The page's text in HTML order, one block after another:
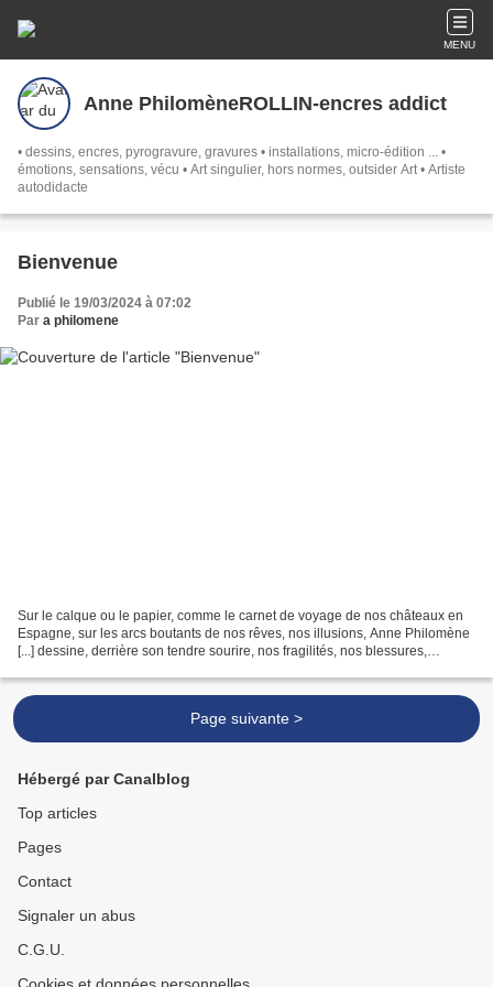
MENU
Anne PhilomèneROLLIN-encres addict
• dessins, encres, pyrogravure, gravures • installations, micro-édition ... •
émotions, sensations, vécu • Art singulier, hors normes, outsider Art • Artiste
autodidacte
Bienvenue
Publié le 19/03/2024 à 07:02
Par a philomene
Sur le calque ou le papier, comme le carnet de voyage de nos châteaux en
Espagne, sur les arcs boutants de nos rêves, nos illusions, Anne Philomène
[...] dessine, derrière son tendre sourire, nos fragilités, nos blessures,
Page suivante >
Hébergé par Canalblog
Top articles
Pages
Contact
Signaler un abus
C.G.U.